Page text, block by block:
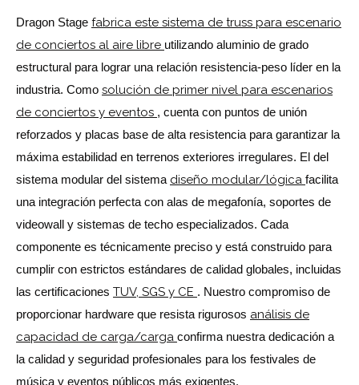
Dragon Stage fabrica este sistema de truss para escenario
de conciertos al aire libre utilizando aluminio de grado
estructural para lograr una relación resistencia-peso líder en la
industria. Como solución de primer nivel para escenarios
de conciertos y eventos , cuenta con puntos de unión
reforzados y placas base de alta resistencia para garantizar la
máxima estabilidad en terrenos exteriores irregulares. El del
sistema modular del sistema diseño modular/lógica facilita
una integración perfecta con alas de megafonía, soportes de
videowall y sistemas de techo especializados. Cada
componente es técnicamente preciso y está construido para
cumplir con estrictos estándares de calidad globales, incluidas
las certificaciones TUV, SGS y CE . Nuestro compromiso de
proporcionar hardware que resista rigurosos análisis de
capacidad de carga/carga confirma nuestra dedicación a
la calidad y seguridad profesionales para los festivales de
música y eventos públicos más exigentes.